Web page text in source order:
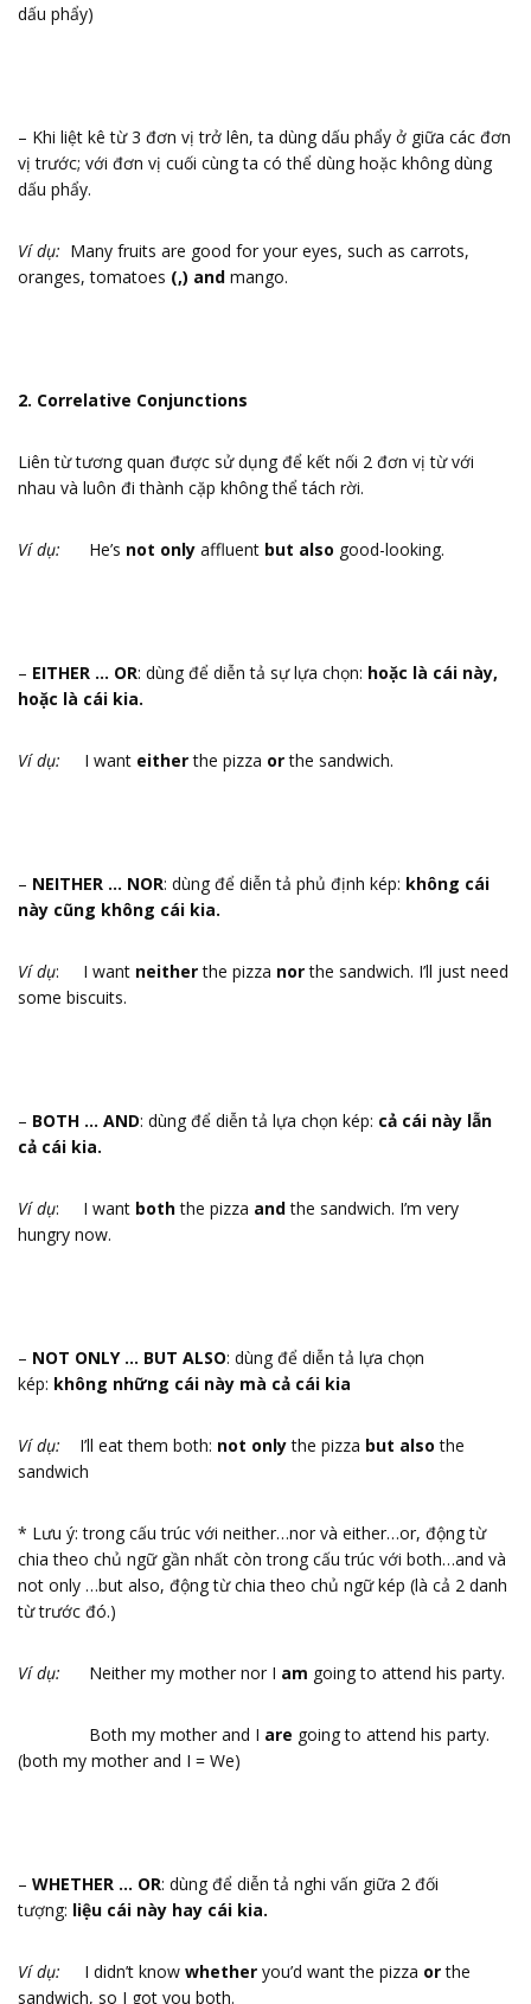
dấu phẩy)
– Khi liệt kê từ 3 đơn vị trở lên, ta dùng dấu phẩy ở giữa các đơn
vị trước; với đơn vị cuối cùng ta có thể dùng hoặc không dùng
dấu phẩy.
Ví dụ: Many fruits are good for your eyes, such as carrots,
oranges, tomatoes (,) and mango.
2. Correlative Conjunctions
Liên từ tương quan được sử dụng để kết nối 2 đơn vị từ với
nhau và luôn đi thành cặp không thể tách rời.
Ví dụ: He’s not only affluent but also good-looking.
– EITHER … OR: dùng để diễn tả sự lựa chọn: hoặc là cái này,
hoặc là cái kia.
Ví dụ: I want eitherthe pizza orthe sandwich.
– NEITHER … NOR: dùng để diễn tả phủ định kép: không cái
này cũng không cái kia.
Ví dụ: I want neitherthe pizza northe sandwich. I’ll just need
some biscuits.
– BOTH … AND: dùng để diễn tả lựa chọn kép: cả cái này lẫn
cả cái kia.
Ví dụ: I want boththe pizza andthe sandwich. I’m very
hungry now.
– NOT ONLY … BUT ALSO: dùng để diễn tả lựa chọn
kép: không những cái này mà cả cái kia
Ví dụ: I’ll eat them both: not onlythe pizza but also the
sandwich
* Lưu ý: trong cấu trúc với neither…nor và either…or, động từ
chia theo chủ ngữ gần nhất còn trong cấu trúc với both…and và
not only …but also, động từ chia theo chủ ngữ kép (là cả 2 danh
từ trước đó.)
Ví dụ: Neither my mother nor I am going to attend his party.
Both my mother and I are going to attend his party.
(both my mother and I = We)
– WHETHER … OR: dùng để diễn tả nghi vấn giữa 2 đối
tượng: liệu cái này hay cái kia.
Ví dụ: I didn’t know whether you’d want the pizza orthe
sandwich, so I got you both.